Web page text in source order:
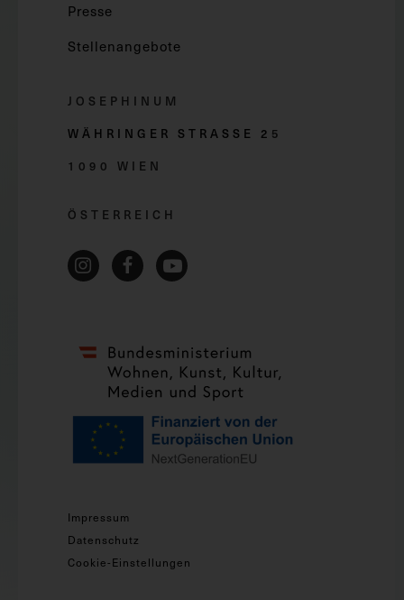
Presse
Stellenangebote
JOSEPHINUM
WÄHRINGER STRASSE 2 5
1090 WIEN
ÖSTERREICH
Impressum
Datenschutz
Cookie-Einstellungen